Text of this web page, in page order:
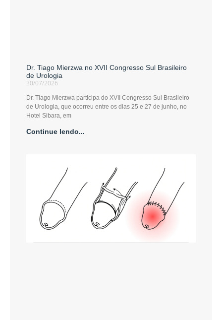
Dr. Tiago Mierzwa no XVII Congresso Sul Brasileiro
de Urologia
30/07/2026
Dr. Tiago Mierzwa participa do XVII Congresso Sul Brasileiro
de Urologia, que ocorreu entre os dias 25 e 27 de junho, no
Hotel Sibara, em
Continue lendo...